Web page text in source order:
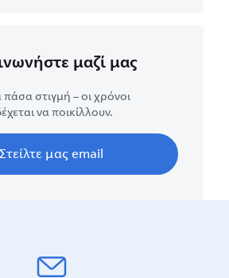
μαζί μας
στιγμή – οι χρόνοι
να ποικίλλουν.
Στείλτε μας email